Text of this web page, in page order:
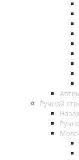
Ручной
Назад